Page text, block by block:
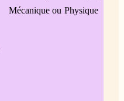
Mécanique ou Physique